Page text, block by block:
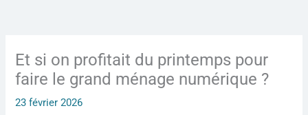
Et si on profitait du printemps pour
faire le grand ménage numérique ?
23 février 2026